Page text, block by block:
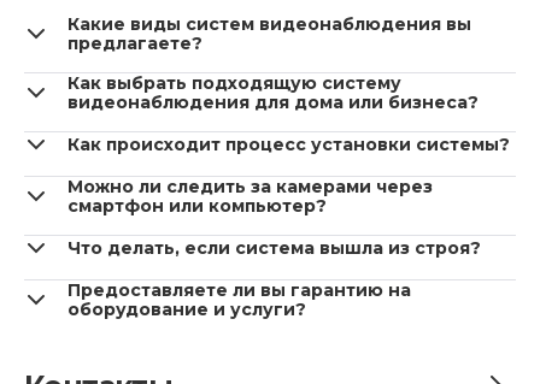
Какие виды систем видеонаблюдения вы
предлагаете?
Как выбрать подходящую систему
видеонаблюдения для дома или бизнеса?
Как происходит процесс установки системы?
Можно ли следить за камерами через
смартфон или компьютер?
Что делать, если система вышла из строя?
Предоставляете ли вы гарантию на
оборудование и услуги?